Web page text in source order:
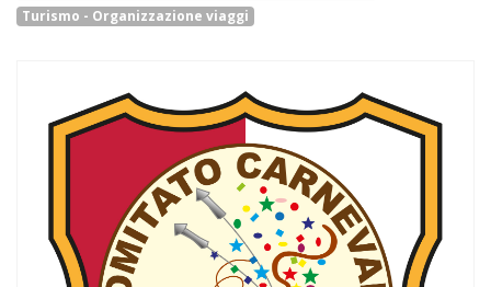
Turismo - Organizzazione viaggi